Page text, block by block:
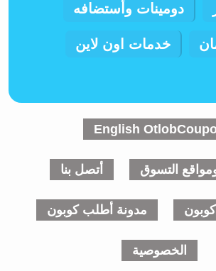
دومينات وأستضافه
خدمات اون لاين
English
ومواقع التسوق أتصل بنا
مدونة أطلب كوبون
الخصوصية